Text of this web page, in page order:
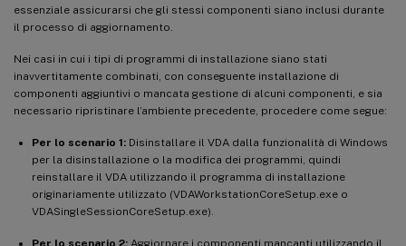
essenziale assicurarsi che gli stessi componenti siano inclusi durante
il processo di aggiornamento.
Nei casi in cui i tipi di programmi di installazione siano stati
inavvertitamente combinati, con conseguente installazione di
componenti aggiuntivi o mancata gestione di alcuni componenti, e sia
necessario ripristinare l’ambiente precedente, procedere come segue:
Per lo scenario 1: Disinstallare il VDA dalla funzionalità di Windows
per la disinstallazione o la modifica dei programmi, quindi
reinstallare il VDA utilizzando il programma di installazione
originariamente utilizzato (VDAWorkstationCoreSetup.exe o
VDASingleSessionCoreSetup.exe).
Per lo scenario 2: Aggiornare i componenti mancanti utilizzando il